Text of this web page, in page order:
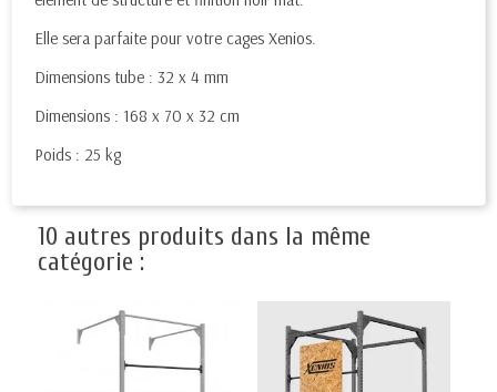
Elle sera parfaite pour votre cages Xenios.
Dimensions tube : 32 x 4 mm
Dimensions : 168 x 70 x 32 cm
Poids : 25 kg
10 autres produits dans la même
catégorie :